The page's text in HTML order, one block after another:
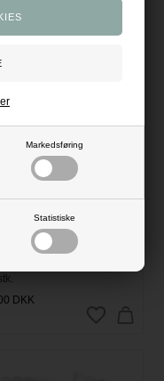
Markedsføring
Statistiske
DKK